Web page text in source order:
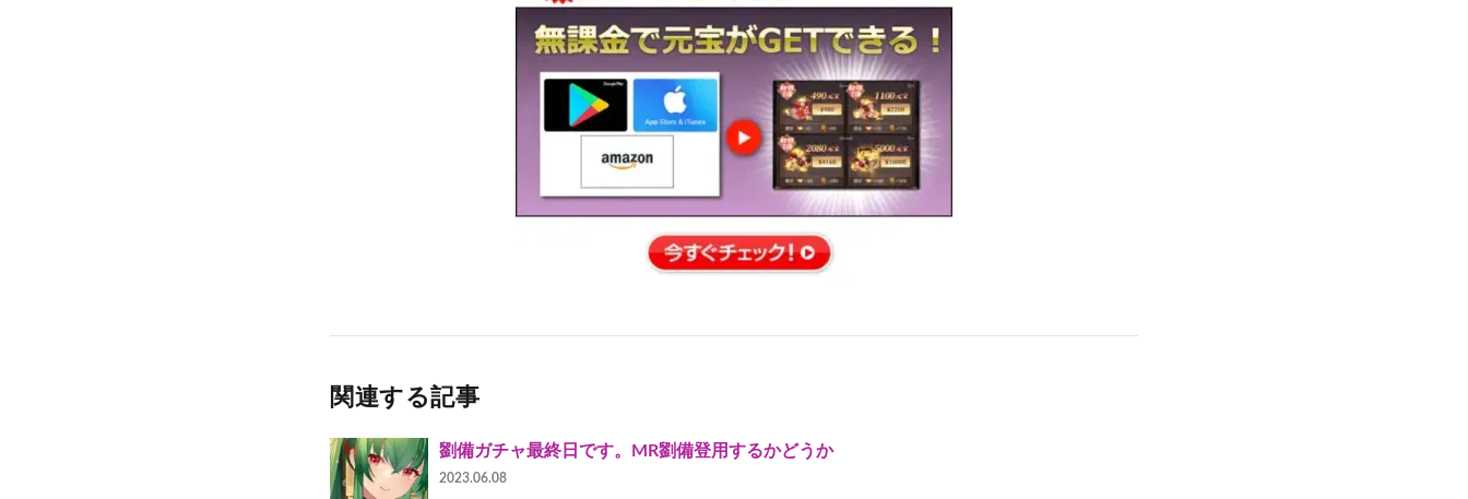
関連する記事
劉備ガチャ最終日です。MR劉備登用するかどうか
2023.06.08